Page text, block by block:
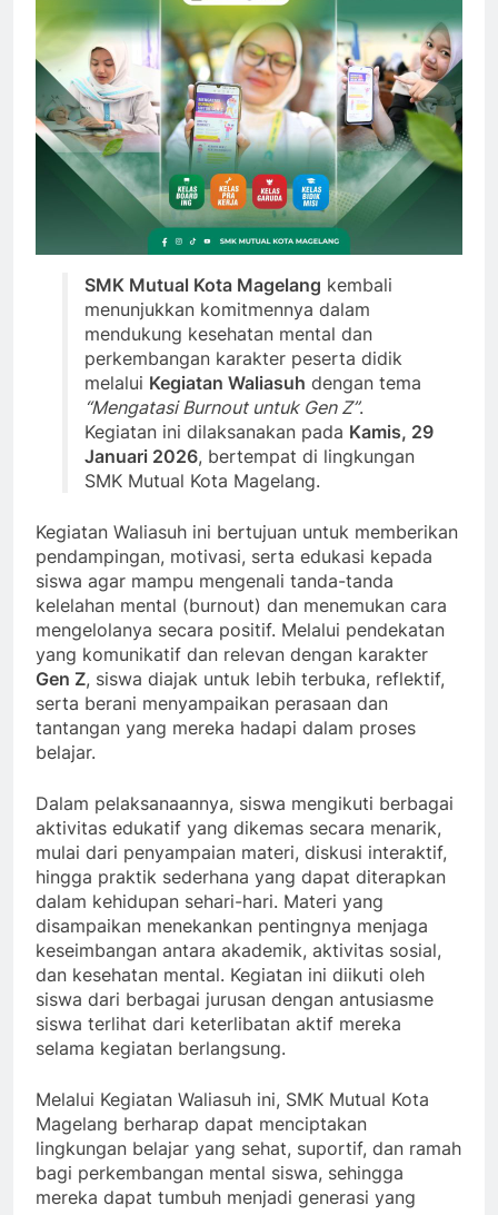
SMK Mutual Kota Magelang kembali
menunjukkan komitmennya dalam
mendukung kesehatan mental dan
perkembangan karakter peserta didik
melalui Kegiatan Waliasuh dengan tema
“Mengatasi Burnout untuk Gen Z”.
Kegiatan ini dilaksanakan pada Kamis, 29
Januari 2026, bertempat di lingkungan
SMK Mutual Kota Magelang.
Kegiatan Waliasuh ini bertujuan untuk memberikan
pendampingan, motivasi, serta edukasi kepada
siswa agar mampu mengenali tanda-tanda
kelelahan mental (burnout) dan menemukan cara
mengelolanya secara positif. Melalui pendekatan
yang komunikatif dan relevan dengan karakter
Gen Z, siswa diajak untuk lebih terbuka, reflektif,
serta berani menyampaikan perasaan dan
tantangan yang mereka hadapi dalam proses
belajar.
Dalam pelaksanaannya, siswa mengikuti berbagai
aktivitas edukatif yang dikemas secara menarik,
mulai dari penyampaian materi, diskusi interaktif,
hingga praktik sederhana yang dapat diterapkan
dalam kehidupan sehari-hari. Materi yang
disampaikan menekankan pentingnya menjaga
keseimbangan antara akademik, aktivitas sosial,
dan kesehatan mental. Kegiatan ini diikuti oleh
siswa dari berbagai jurusan dengan antusiasme
siswa terlihat dari keterlibatan aktif mereka
selama kegiatan berlangsung.
Melalui Kegiatan Waliasuh ini, SMK Mutual Kota
Magelang berharap dapat menciptakan
lingkungan belajar yang sehat, suportif, dan ramah
bagi perkembangan mental siswa, sehingga
mereka dapat tumbuh menjadi generasi yang